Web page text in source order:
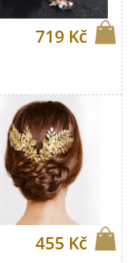
719 Kč
455 Kč